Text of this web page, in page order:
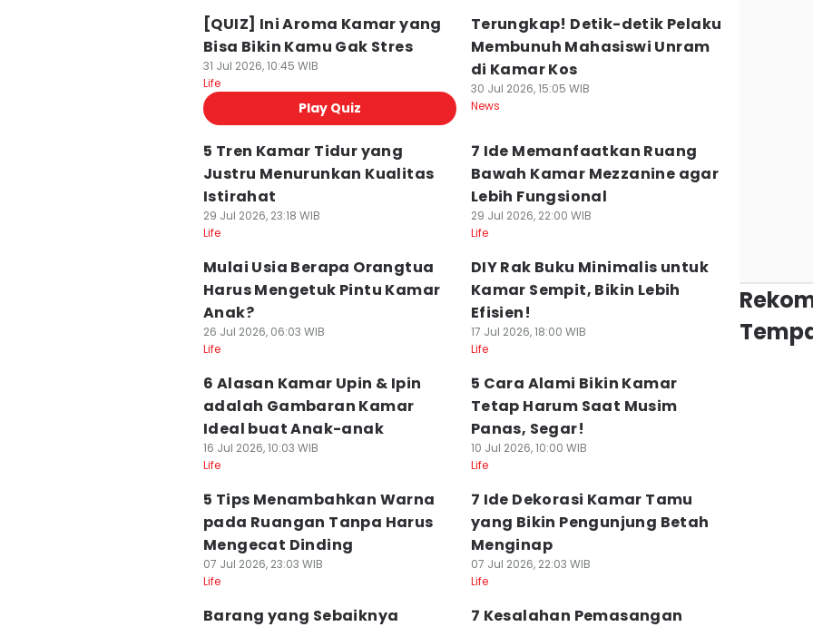
[QUIZ] Ini Aroma Kamar yang
Bisa Bikin Kamu Gak Stres
31 Jul 2026, 10:45 WIB
Life
Play Quiz
Terungkap! Detik-detik Pelaku
Membunuh Mahasiswi Unram
di Kamar Kos
30 Jul 2026, 15:05 WIB
News
5 Tren Kamar Tidur yang
Justru Menurunkan Kualitas
Istirahat
29 Jul 2026, 23:18 WIB
Life
7 Ide Memanfaatkan Ruang
Bawah Kamar Mezzanine agar
Lebih Fungsional
29 Jul 2026, 22:00 WIB
Life
Mulai Usia Berapa Orangtua
Harus Mengetuk Pintu Kamar
Anak?
26 Jul 2026, 06:03 WIB
Life
DIY Rak Buku Minimalis untuk
Kamar Sempit, Bikin Lebih
Efisien!
17 Jul 2026, 18:00 WIB
Life
6 Alasan Kamar Upin & Ipin
adalah Gambaran Kamar
Ideal buat Anak-anak
16 Jul 2026, 10:03 WIB
Life
5 Cara Alami Bikin Kamar
Tetap Harum Saat Musim
Panas, Segar!
10 Jul 2026, 10:00 WIB
Life
5 Tips Menambahkan Warna
pada Ruangan Tanpa Harus
Mengecat Dinding
07 Jul 2026, 23:03 WIB
Life
7 Ide Dekorasi Kamar Tamu
yang Bikin Pengunjung Betah
Menginap
07 Jul 2026, 22:03 WIB
Life
Barang yang Sebaiknya
7 Kesalahan Pemasangan